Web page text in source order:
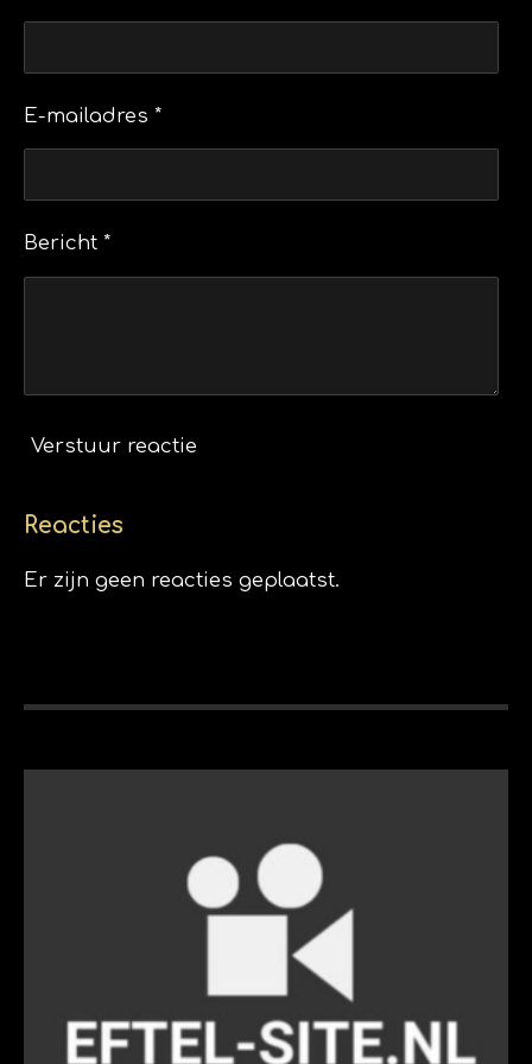
E-mailadres *
Bericht *
Verstuur reactie
Reacties
Er zijn geen reacties geplaatst.